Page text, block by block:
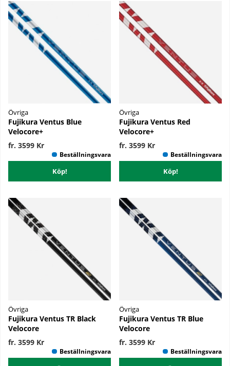
Övriga
Fujikura Ventus Blue
Velocore+
fr. 3599 Kr
Köp!
Övriga
Fujikura Ventus Red
Velocore+
fr. 3599 Kr
Köp!
Övriga
Fujikura Ventus TR Black
Velocore
fr. 3599 Kr
Övriga
Fujikura Ventus TR Blue
Velocore
fr. 3599 Kr